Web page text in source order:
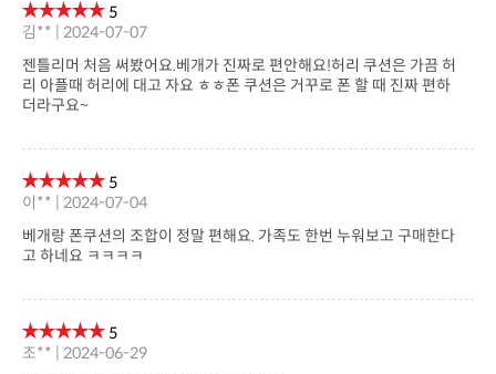
5
김** | 2024-07-07
더라구요~
5
이** | 2024-07-04
고 하네요 ㅋㅋㅋㅋ
5
조** | 2024-06-29